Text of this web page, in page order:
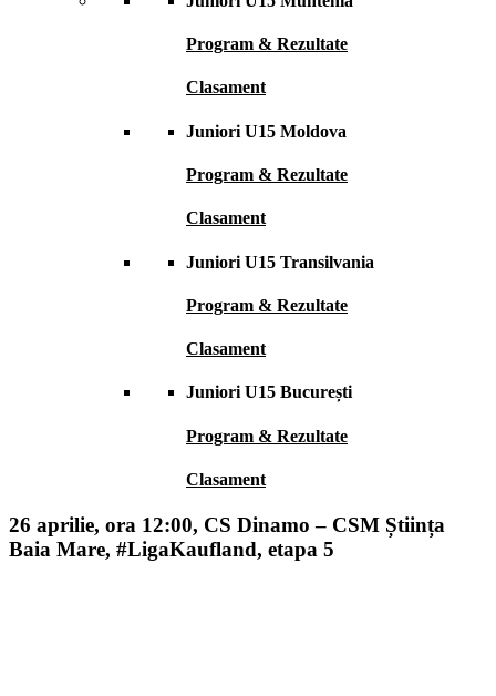
Program & Rezultate
Clasament
Juniori U15 Moldova
Program & Rezultate
Clasament
Juniori U15 Transilvania
Program & Rezultate
Clasament
Juniori U15 București
Program & Rezultate
Clasament
26 aprilie, ora 12:00, CS Dinamo – CSM Știința
Baia Mare, #LigaKaufland, etapa 5